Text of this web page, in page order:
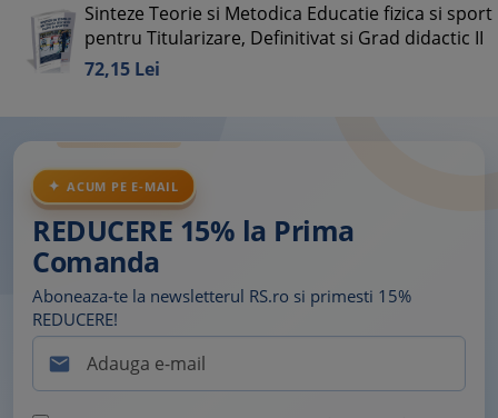
Sinteze Teorie si Metodica Educatie fizica si sport
pentru Titularizare, Definitivat si Grad didactic II
72,15 Lei
ACUM PE E-MAIL
REDUCERE 15% la Prima
Comanda
Aboneaza-te la newsletterul RS.ro si primesti 15%
REDUCERE!
